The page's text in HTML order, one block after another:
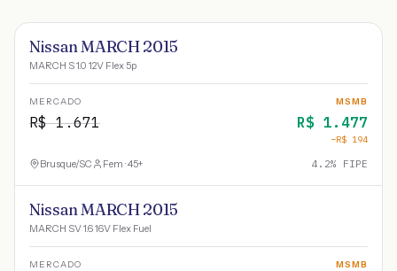
Nissan MARCH 2015
MARCH S 1.0 12V Flex 5p
MERCADO
R$1.671
MSMB
R$ 1.477
−R$ 194
Brusque/SC Fem · 45+ 4.2% FIPE
Nissan MARCH 2015
MARCH SV 1.6 16V Flex Fuel
MERCADO MSMB